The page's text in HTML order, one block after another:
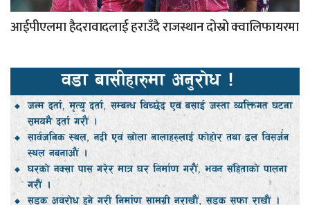
आईपीएलमा हैदरावादलाई हराउँदै राजस्थान दोस्रो क्वालिफायरमा